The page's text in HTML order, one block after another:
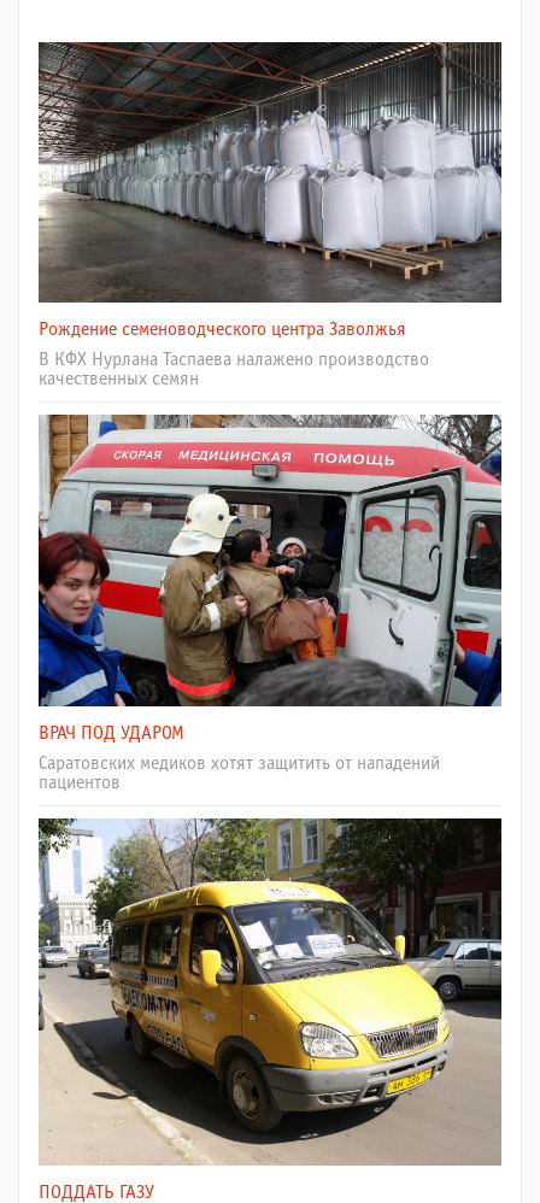
Рождение семеноводческого центра Заволжья
В КФХ Нурлана Таспаева налажено производство
качественных семян
ВРАЧ ПОД УДАРОМ
Саратовских медиков хотят защитить от нападений
пациентов
ПОДДАТЬ ГАЗУ